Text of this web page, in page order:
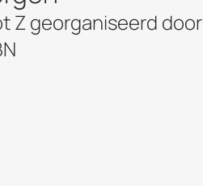
Z georganiseerd door